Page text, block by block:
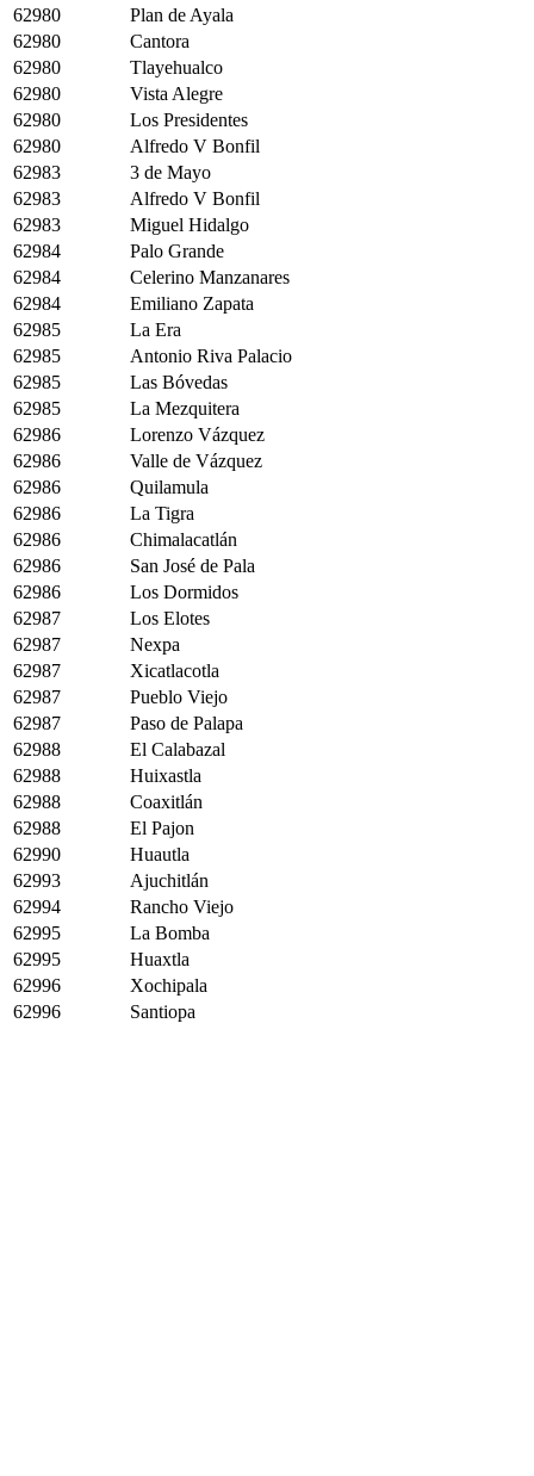
62980
Plan de Ayala
62980
Cantora
62980
Tlayehualco
62980
Vista Alegre
62980
Los Presidentes
62980
Alfredo V Bonfil
62983
3 de Mayo
62983
Alfredo V Bonfil
62983
Miguel Hidalgo
62984
Palo Grande
62984
Celerino Manzanares
62984
Emiliano Zapata
62985
La Era
62985
Antonio Riva Palacio
62985
Las Bóvedas
62985
La Mezquitera
62986
Lorenzo Vázquez
62986
Valle de Vázquez
62986
Quilamula
62986
La Tigra
62986
Chimalacatlán
62986
San José de Pala
62986
Los Dormidos
62987
Los Elotes
62987
Nexpa
62987
Xicatlacotla
62987
Pueblo Viejo
62987
Paso de Palapa
62988
El Calabazal
62988
Huixastla
62988
Coaxitlán
62988
El Pajon
62990
Huautla
62993
Ajuchitlán
62994
Rancho Viejo
62995
La Bomba
62995
Huaxtla
62996
Xochipala
62996
Santiopa